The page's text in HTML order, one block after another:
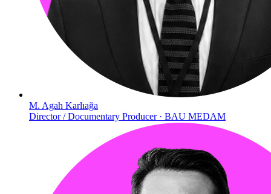
M. Agah Karlıağa
Director / Documentary Producer · BAU MEDAM